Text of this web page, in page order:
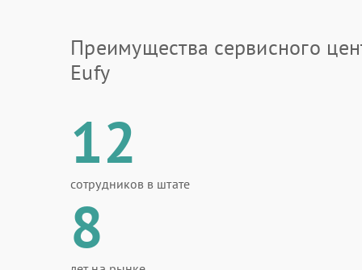
Преимущества сервисного
Eufy
12
сотрудников в штате
8